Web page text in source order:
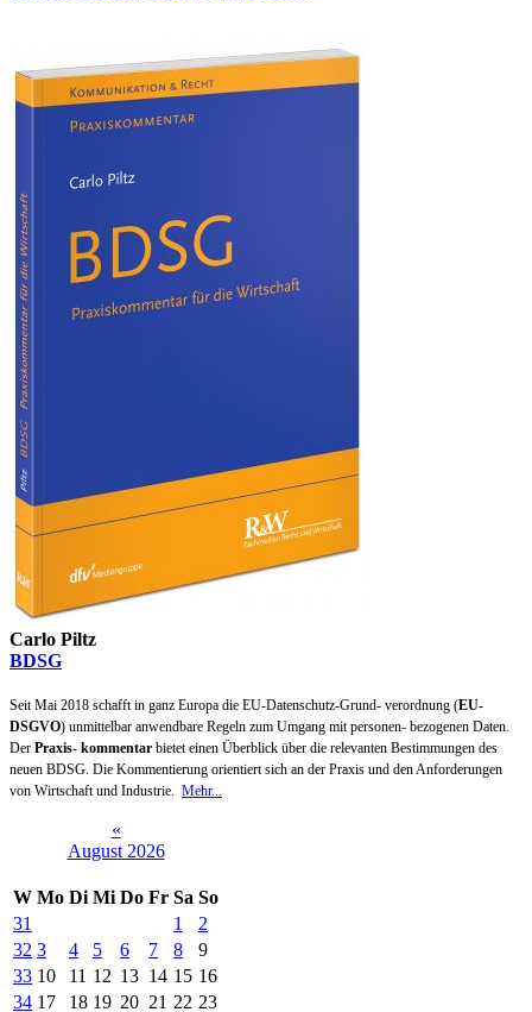
Carlo Piltz
BDSG
Seit Mai 2018 schafft in ganz Europa die EU-Datenschutz-Grund- verordnung (EU-
DSGVO) unmittelbar anwendbare Regeln zum Umgang mit personen- bezogenen Daten.
Der Praxis- kommentar bietet einen Überblick über die relevanten Bestimmungen des
neuen BDSG. Die Kommentierung orientiert sich an der Praxis und den Anforderungen
von Wirtschaft und Industrie. Mehr...
«
August 2026
W Mo Di Mi Do Fr Sa So
31
1
2
32 3 4 5 6 7 8
9
33 10 11 12 13 14 15 16
34 17 18 19 20 21 22 23